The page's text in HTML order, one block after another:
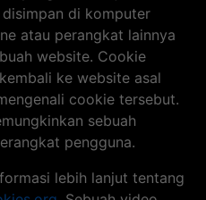
di komputer
atau perangkat lainnya
website. Cookie
ke website asal
cookie tersebut.
sebuah
pengguna.
lebih lanjut tentang